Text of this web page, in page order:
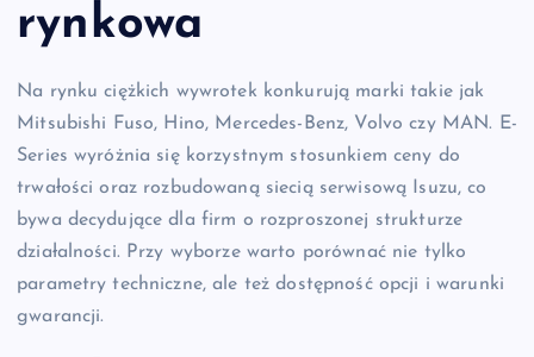
rynkowa
Na rynku ciężkich wywrotek konkurują marki takie jak
Mitsubishi Fuso, Hino, Mercedes-Benz, Volvo czy MAN. E-
Series wyróżnia się korzystnym stosunkiem ceny do
trwałości oraz rozbudowaną siecią serwisową Isuzu, co
bywa decydujące dla firm o rozproszonej strukturze
działalności. Przy wyborze warto porównać nie tylko
parametry techniczne, ale też dostępność opcji i warunki
gwarancji.